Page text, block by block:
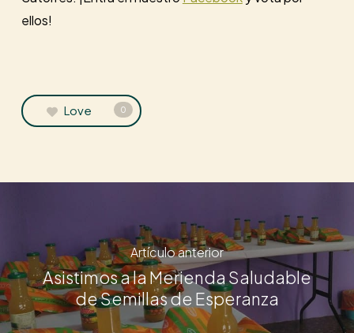
ellos!
Love 0
Artículo anterior
Asistimos a la Merienda Saludable
de Semillas de Esperanza